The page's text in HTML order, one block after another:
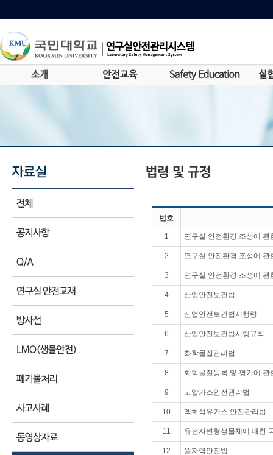
번호
1 연구실 안전환경 조성에 관
2 연구실 안전환경 조성에 관
3 연구실 안전환경 조성에 관
4 산업안전보건법
5 산업안전보건법시행령
6 산업안전보건법시행규칙
7 화학물질관리법
8 화학물질등록 및 평가에 관
9 고압가스안전관리법
10 액화석유가스 안전관리법
11 유전자변형생물체에 대한
12 원자력안전법